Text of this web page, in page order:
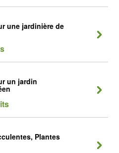
une jardinière de
un jardin
Plantes